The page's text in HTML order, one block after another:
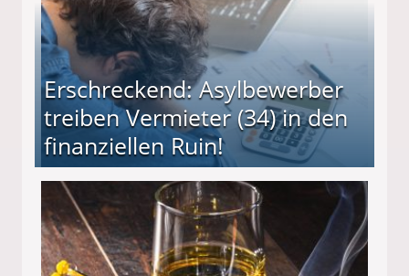
Erschreckend: Asylbewerber
treiben Vermieter (34) in den
finanziellen Ruin!
(34) in den finanziellen Ruin!